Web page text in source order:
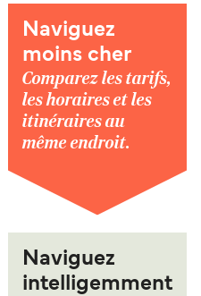
Naviguez
moins cher
Comparez les tarifs,
les horaires et les
itinéraires au
même endroit.
Naviguez
intelligemment